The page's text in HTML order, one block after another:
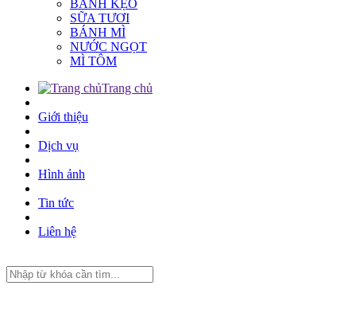
BÁNH KẸO
SỮA TƯƠI
BÁNH MÌ
NƯỚC NGỌT
MÌ TÔM
Trang chủ
Giới thiệu
Dịch vụ
Hình ảnh
Tin tức
Liên hệ